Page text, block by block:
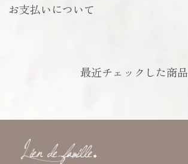
お支払いについて
最近チェックした商品